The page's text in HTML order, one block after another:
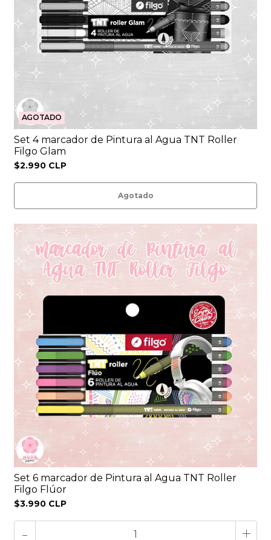
AGOTADO
Set 4 marcador de Pintura al Agua TNT Roller
Filgo Glam
$2.990 CLP
Agotado
Set 6 marcador de Pintura al Agua TNT Roller
Filgo Flúor
$3.990 CLP
- +